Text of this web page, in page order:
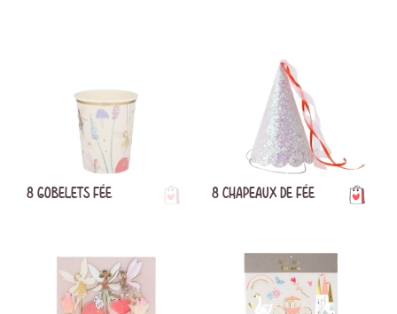
8 GOBELETS FÉE 8 CHAPEAUX DE FÉE